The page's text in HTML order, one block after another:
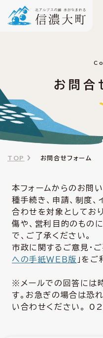
お問合
TOP お問合せフォーム
本フォームからのお問
種手続き、申請、制度
合わせを対象としてお
傷や、営利目的のもの
で、ご了承ください。
市政に関するご意見・
への手紙ＷＥＢ版 」をご
※メールでの回答には
す。お急ぎの場合は恐
い合わせください